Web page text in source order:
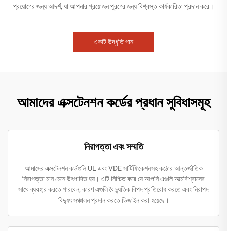
প্রয়োগের জন্য আদর্শ, যা আপনার প্রয়োজন পূরণের জন্য বিশ্বস্ত কার্যকারিতা প্রদান করে।
একটি উদ্ধৃতি পান
আমাদের এক্সটেনশন কর্ডের প্রধান সুবিধাসমূহ
নিরাপত্তা এবং সম্মতি
আমাদের এক্সটেনশন কর্ডগুলি UL এবং VDE সার্টিফিকেশনসহ কঠোর আন্তর্জাতিক
নিরাপত্তা মান মেনে উৎপাদিত হয়। এটি নিশ্চিত করে যে আপনি এগুলি আত্মবিশ্বাসের
সাথে ব্যবহার করতে পারবেন, কারণ এগুলি বৈদ্যুতিক বিপদ প্রতিরোধ করতে এবং নিরাপদ
বিদ্যুৎ সঞ্চালন প্রদান করতে ডিজাইন করা হয়েছে।